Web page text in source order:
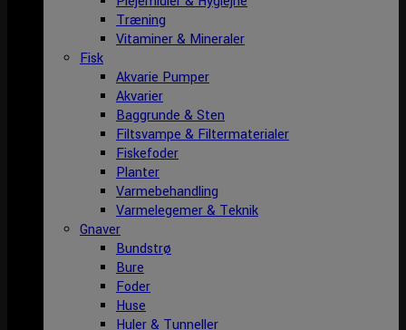
Træning
Vitaminer & Mineraler
Fisk
Akvarie Pumper
Akvarier
Baggrunde & Sten
Filtsvampe & Filtermaterialer
Fiskefoder
Planter
Varmebehandling
Varmelegemer & Teknik
Gnaver
Bundstrø
Bure
Foder
Huse
Huler & Tunneller